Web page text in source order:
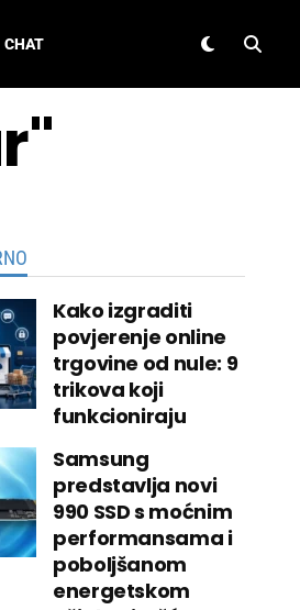
CHAT
Kako izgraditi
povjerenje online
trgovine od nule: 9
trikova koji
funkcioniraju
Samsung
predstavlja novi
990 SSD s moćnim
performansama i
poboljšanom
energetskom